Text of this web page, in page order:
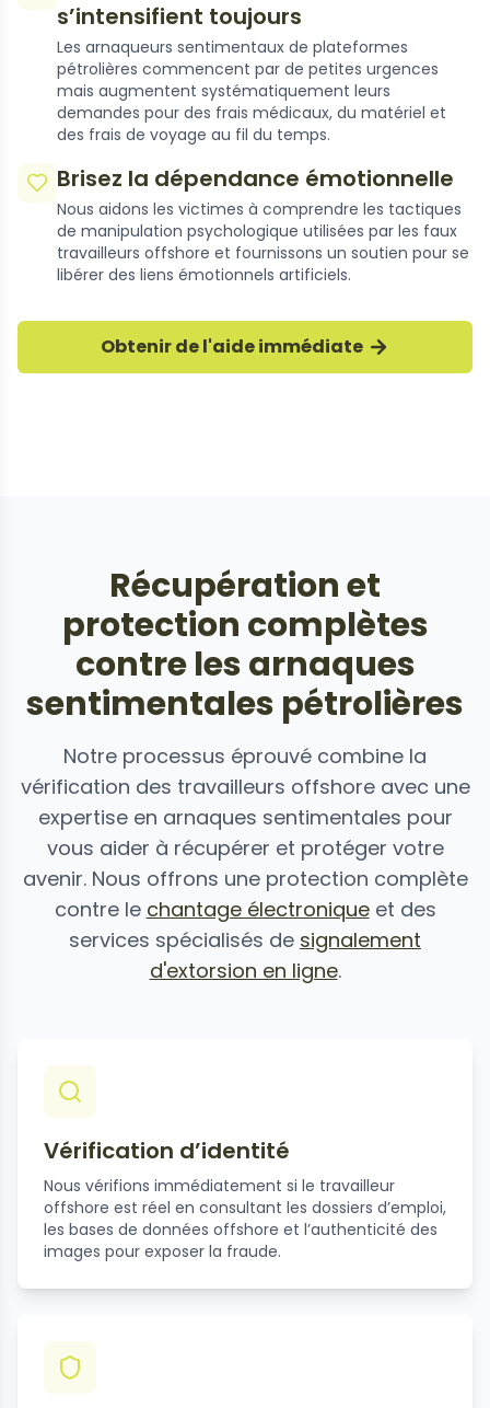
s’intensifient toujours
Les arnaqueurs sentimentaux de plateformes
pétrolières commencent par de petites urgences
mais augmentent systématiquement leurs
demandes pour des frais médicaux, du matériel et
des frais de voyage au fil du temps.
Brisez la dépendance émotionnelle
Nous aidons les victimes à comprendre les tactiques
de manipulation psychologique utilisées par les faux
travailleurs offshore et fournissons un soutien pour se
libérer des liens émotionnels artificiels.
Obtenir de l'aide immédiate
Récupération après arnaque
pétrolière
Nos experts aident les victimes à reconnaître
les faux travailleurs offshore et à se remettre
Récupération et
protection complètes
contre les arnaques
sentimentales pétrolières
Notre processus éprouvé combine la
vérification des travailleurs offshore avec une
expertise en arnaques sentimentales pour
vous aider à récupérer et protéger votre
avenir. Nous offrons une protection complète
contre le chantage électroniqueet des
services spécialisés de signalement
d'extorsion en ligne.
Vérification d’identité
Nous vérifions immédiatement si le travailleur
offshore est réel en consultant les dossiers d’emploi,
les bases de données offshore et l’authenticité des
images pour exposer la fraude.